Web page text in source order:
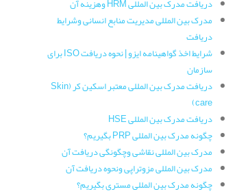
دریافت مدرک بین المللی HRM وهزینه آن
مدرک بین المللی مدیریت منابع انسانی وشرایط
دریافت
شرایط اخذ گواهینامه ایزو | نحوه دریافت ISO برای
سازمان
دریافت مدرک بین المللی معتبر اسکین کر (Skin
care)
دریافت مدرک بین المللی HSE
چگونه مدرک بین المللی PRP بگیریم؟
مدرک بین المللی نقاشی وچگونگی دریافت آن
مدرک بین المللی مزوتراپی ونحوه دریافت آن
چگونه مدرک بین المللی مستری بگیریم؟